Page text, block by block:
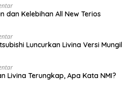
dan Kelebihan All New Terios
Luncurkan Livina Versi Mungil
Livina Terungkap, Apa Kata NMI?